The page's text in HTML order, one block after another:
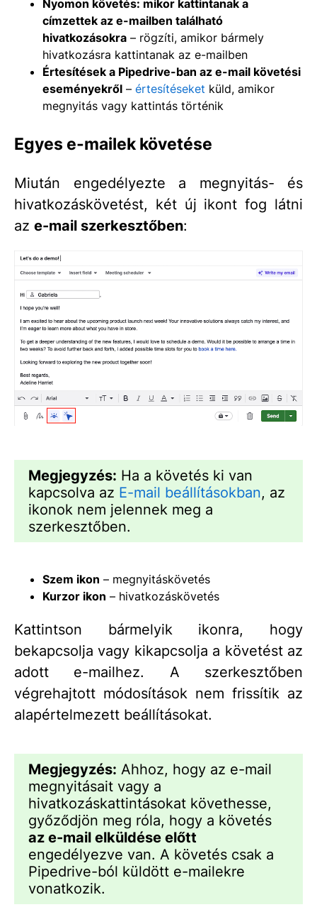
Nyomon követés: mikor kattintanak a
címzettek az e-mailben található
hivatkozásokra – rögzíti, amikor bármely
hivatkozásra kattintanak az e-mailben
Értesítések a Pipedrive-ban az e-mail követési
eseményekről – értesítéseket küld, amikor
megnyitás vagy kattintás történik
Egyes e-mailek követése
Miután engedélyezte a megnyitás- és
hivatkozáskövetést, két új ikont fog látni
az e-mail szerkesztőben:
Megjegyzés: Ha a követés ki van
kapcsolva az E-mail beállításokban, az
ikonok nem jelennek meg a
szerkesztőben.
Szem ikon – megnyitáskövetés
Kurzor ikon – hivatkozáskövetés
Kattintson bármelyik ikonra, hogy
bekapcsolja vagy kikapcsolja a követést az
adott e-mailhez. A szerkesztőben
végrehajtott módosítások nem frissítik az
alapértelmezett beállításokat.
Megjegyzés: Ahhoz, hogy az e-mail
megnyitásait vagy a
hivatkozáskattintásokat követhesse,
győződjön meg róla, hogy a követés
az e-mail elküldése előtt
engedélyezve van. A követés csak a
Pipedrive-ból küldött e-mailekre
vonatkozik.